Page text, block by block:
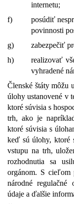
internetu;
f)
posúdiť
povinnosti
g)
zabezpečiť
h)
realizovať
vyhradené
Členské štáty môžu
úlohy ustanovené v
ktoré súvisia s
trh, ako je
ktoré súvisia s
keď sú úlohy, ktoré
vstupu na trh,
rozhodnutia sa
orgánom. S
národné regulačné
údaje a ďalšie